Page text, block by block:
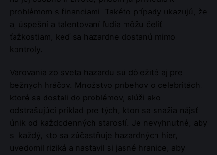
problémom s financiami. Takéto prípady ukazujú, že
aj úspešní a talentovaní ľudia môžu čeliť
ťažkostiam, keď sa hazardne dostanú mimo
kontroly.
Varovania zo sveta hazardu sú dôležité aj pre
bežných hráčov. Množstvo príbehov o celebritách,
ktoré sa dostali do problémov, slúži ako
odstrašujúci príklad pre tých, ktorí sa snažia nájsť
únik od každodenných starostí. Je nevyhnutné, aby
si každý, kto sa zúčastňuje hazardných hier,
uvedomil riziká a nastavil si jasné hranice, aby